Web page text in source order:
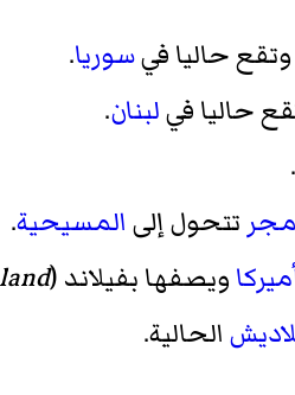
وتقع حاليا فيسوريا.
حاليا فيلبنان.
.
تتحول إلى المسيحية.
ويصفها بفيلاند (
الحالية.